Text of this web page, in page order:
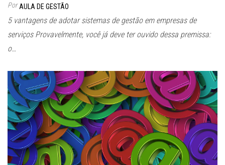
Por AULA DE GESTÃO
5 vantagens de adotar sistemas de gestão em empresas de
serviços Provavelmente, você já deve ter ouvido dessa premissa:
o…